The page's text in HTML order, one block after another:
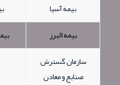
بیمه آسیا
بیمه البرز
سازمان گسترش
صنایع و معادن